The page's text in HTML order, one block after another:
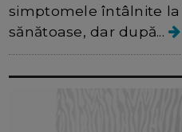
simptomele întâlnite
sănătoase, dar după...